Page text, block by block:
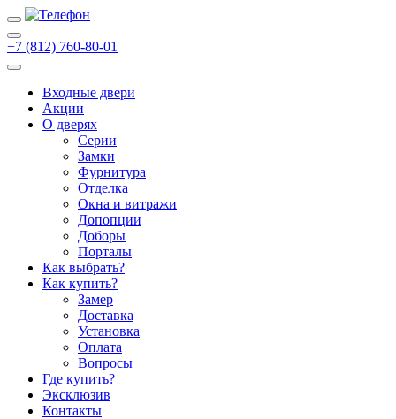
+7 (812) 760-80-01
Входные двери
Акции
О дверях
Cерии
Замки
Фурнитура
Отделка
Окна и витражи
Допопции
Доборы
Порталы
Как выбрать?
Как купить?
Замер
Доставка
Установка
Оплата
Вопросы
Где купить?
Эксклюзив
Контакты